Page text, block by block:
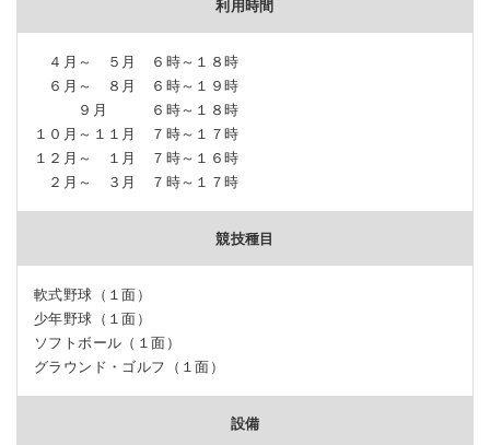
利用時間
４月～ ５月 ６時～１８時
６月～ ８月 ６時～１９時
９月 ６時～１８時
１０月～１１月 ７時～１７時
１２月～ １月 ７時～１６時
２月～ ３月 ７時～１７時
競技種目
軟式野球（１面）
少年野球（１面）
ソフトボール（１面）
グラウンド・ゴルフ（１面）
設備